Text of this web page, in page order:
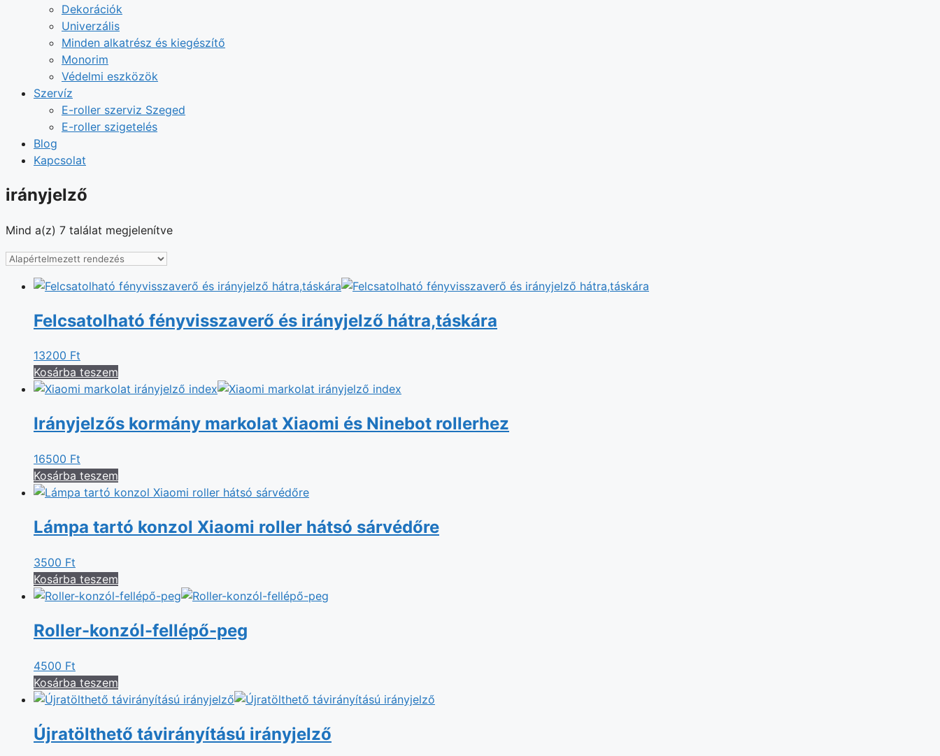
Dekorációk
Univerzális
Minden alkatrész és kiegészítő
Monorim
Védelmi eszközök
Szervíz
E-roller szerviz Szeged
E-roller szigetelés
Blog
Kapcsolat
irányjelző
Mind a(z) 7 találat megjelenítve
Felcsatolható fényvisszaverő és irányjelző hátra,táskára
13200 Ft
Kosárba teszem
Irányjelzős kormány markolat Xiaomi és Ninebot rollerhez
16500 Ft
Kosárba teszem
Lámpa tartó konzol Xiaomi roller hátsó sárvédőre
3500 Ft
Kosárba teszem
Roller-konzól-fellépő-peg
4500 Ft
Kosárba teszem
Újratölthető távirányítású irányjelző